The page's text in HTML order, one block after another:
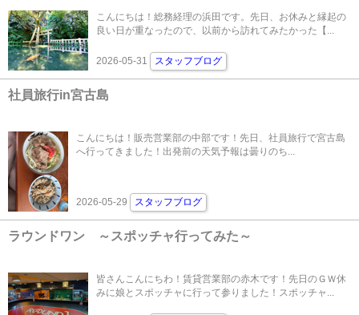
こんにちは！総務経理の浜田です。先日、お休みと縁起の
良い日が重なったので、以前から訪れてみたかった【...
2026-05-31 スタッフブログ
社員旅行in宮古島
こんにちは！販売営業部の中部です！先日、社員旅行で宮古島
へ行ってきました！出発前の天気予報は曇りのち...
2026-05-29 スタッフブログ
ラウンドワン ～スポッチャ行ってみた～
皆さんこんにちわ！賃貸営業部の赤木です！先日のＧＷ休
みに娘とスポッチャに行って参りました！スポッチャ...